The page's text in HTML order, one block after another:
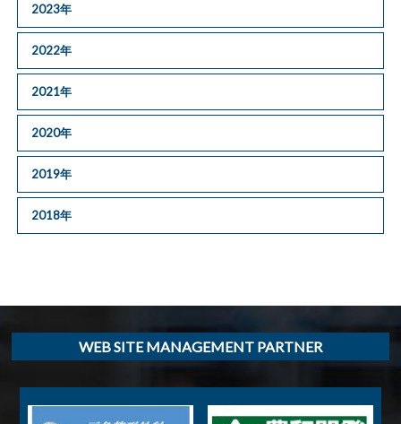
2023年
2022年
2021年
2020年
2019年
2018年
WEB SITE MANAGEMENT PARTNER